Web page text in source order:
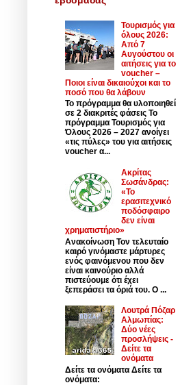
Τουρισμός για
όλους 2026:
Από 7
Αυγούστου οι
αιτήσεις για το
voucher –
Ποιοι είναι δικαιούχοι και το
ποσό που θα λάβουν
Το πρόγραμμα θα υλοποιηθεί
σε 2 διακριτές φάσεις Το
πρόγραμμα Τουρισμός για
Όλους 2026 – 2027 ανοίγει
«τις πύλες» του για αιτήσεις
voucher α...
Ακρίτας
Σωσάνδρας:
«Το
ερασιτεχνικό
ποδόσφαιρο
δεν είναι
χρηματιστήριο»
Ανακοίνωση Τον τελευταίο
καιρό γινόμαστε μάρτυρες
ενός φαινόμενου που δεν
είναι καινούριο αλλά
πιστεύουμε ότι έχει
ξεπεράσει τα όριά του. Ο ...
Λουτρά Πόζαρ
Αλμωπίας:
Δύο νέες
προσλήψεις -
Δείτε τα
ονόματα
Δείτε τα ονόματα Δείτε τα
ονόματα: